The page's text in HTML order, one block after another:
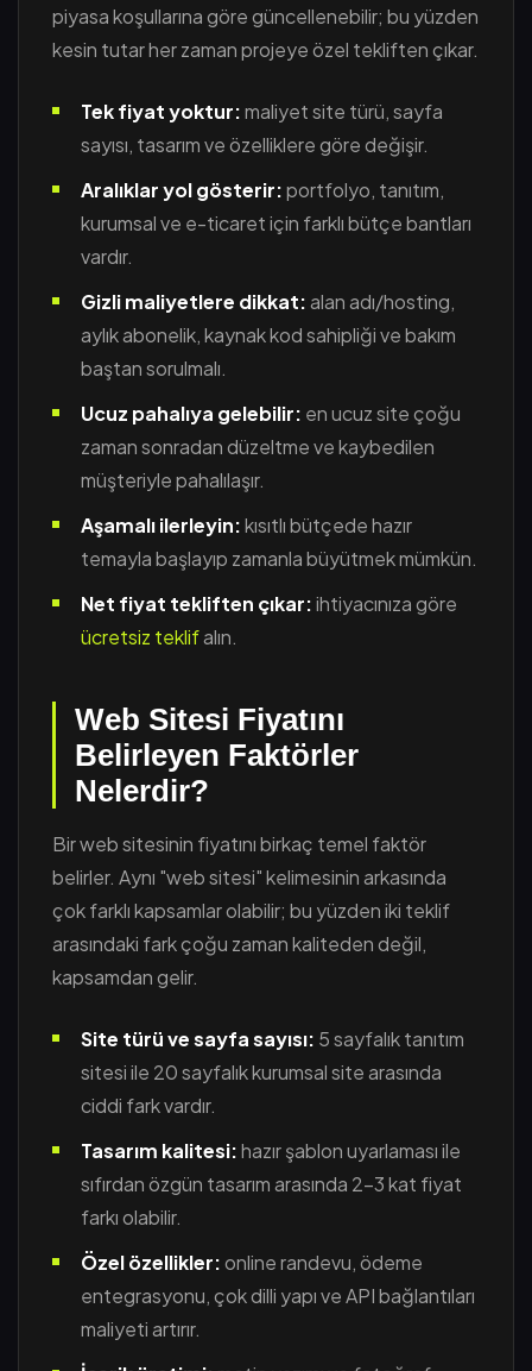
piyasa koşullarına göre güncellenebilir; bu yüzden
kesin tutar her zaman projeye özel tekliften çıkar.
Tek fiyat yoktur:maliyet site türü, sayfa
sayısı, tasarım ve özelliklere göre değişir.
Aralıklar yol gösterir:portfolyo, tanıtım,
kurumsal ve e-ticaret için farklı bütçe bantları
vardır.
Gizli maliyetlere dikkat:alan adı/hosting,
aylık abonelik, kaynak kod sahipliği ve bakım
baştan sorulmalı.
Ucuz pahalıya gelebilir: en ucuz site çoğu
zaman sonradan düzeltme ve kaybedilen
müşteriyle pahalılaşır.
Aşamalı ilerleyin:kısıtlı bütçede hazır
temayla başlayıp zamanla büyütmek mümkün.
Net fiyat tekliften çıkar:ihtiyacınıza göre
ücretsiz teklifalın.
Web Sitesi Fiyatını
Belirleyen Faktörler
Nelerdir?
Bir web sitesinin fiyatını birkaç temel faktör
belirler. Aynı "web sitesi" kelimesinin arkasında
çok farklı kapsamlar olabilir; bu yüzden iki teklif
arasındaki fark çoğu zaman kaliteden değil,
kapsamdan gelir.
Site türü ve sayfa sayısı: 5 sayfalık tanıtım
sitesi ile 20 sayfalık kurumsal site arasında
ciddi fark vardır.
Tasarım kalitesi:hazır şablon uyarlaması ile
sıfırdan özgün tasarım arasında 2-3 kat fiyat
farkı olabilir.
Özel özellikler:online randevu, ödeme
entegrasyonu, çok dilli yapı ve API bağlantıları
maliyeti artırır.